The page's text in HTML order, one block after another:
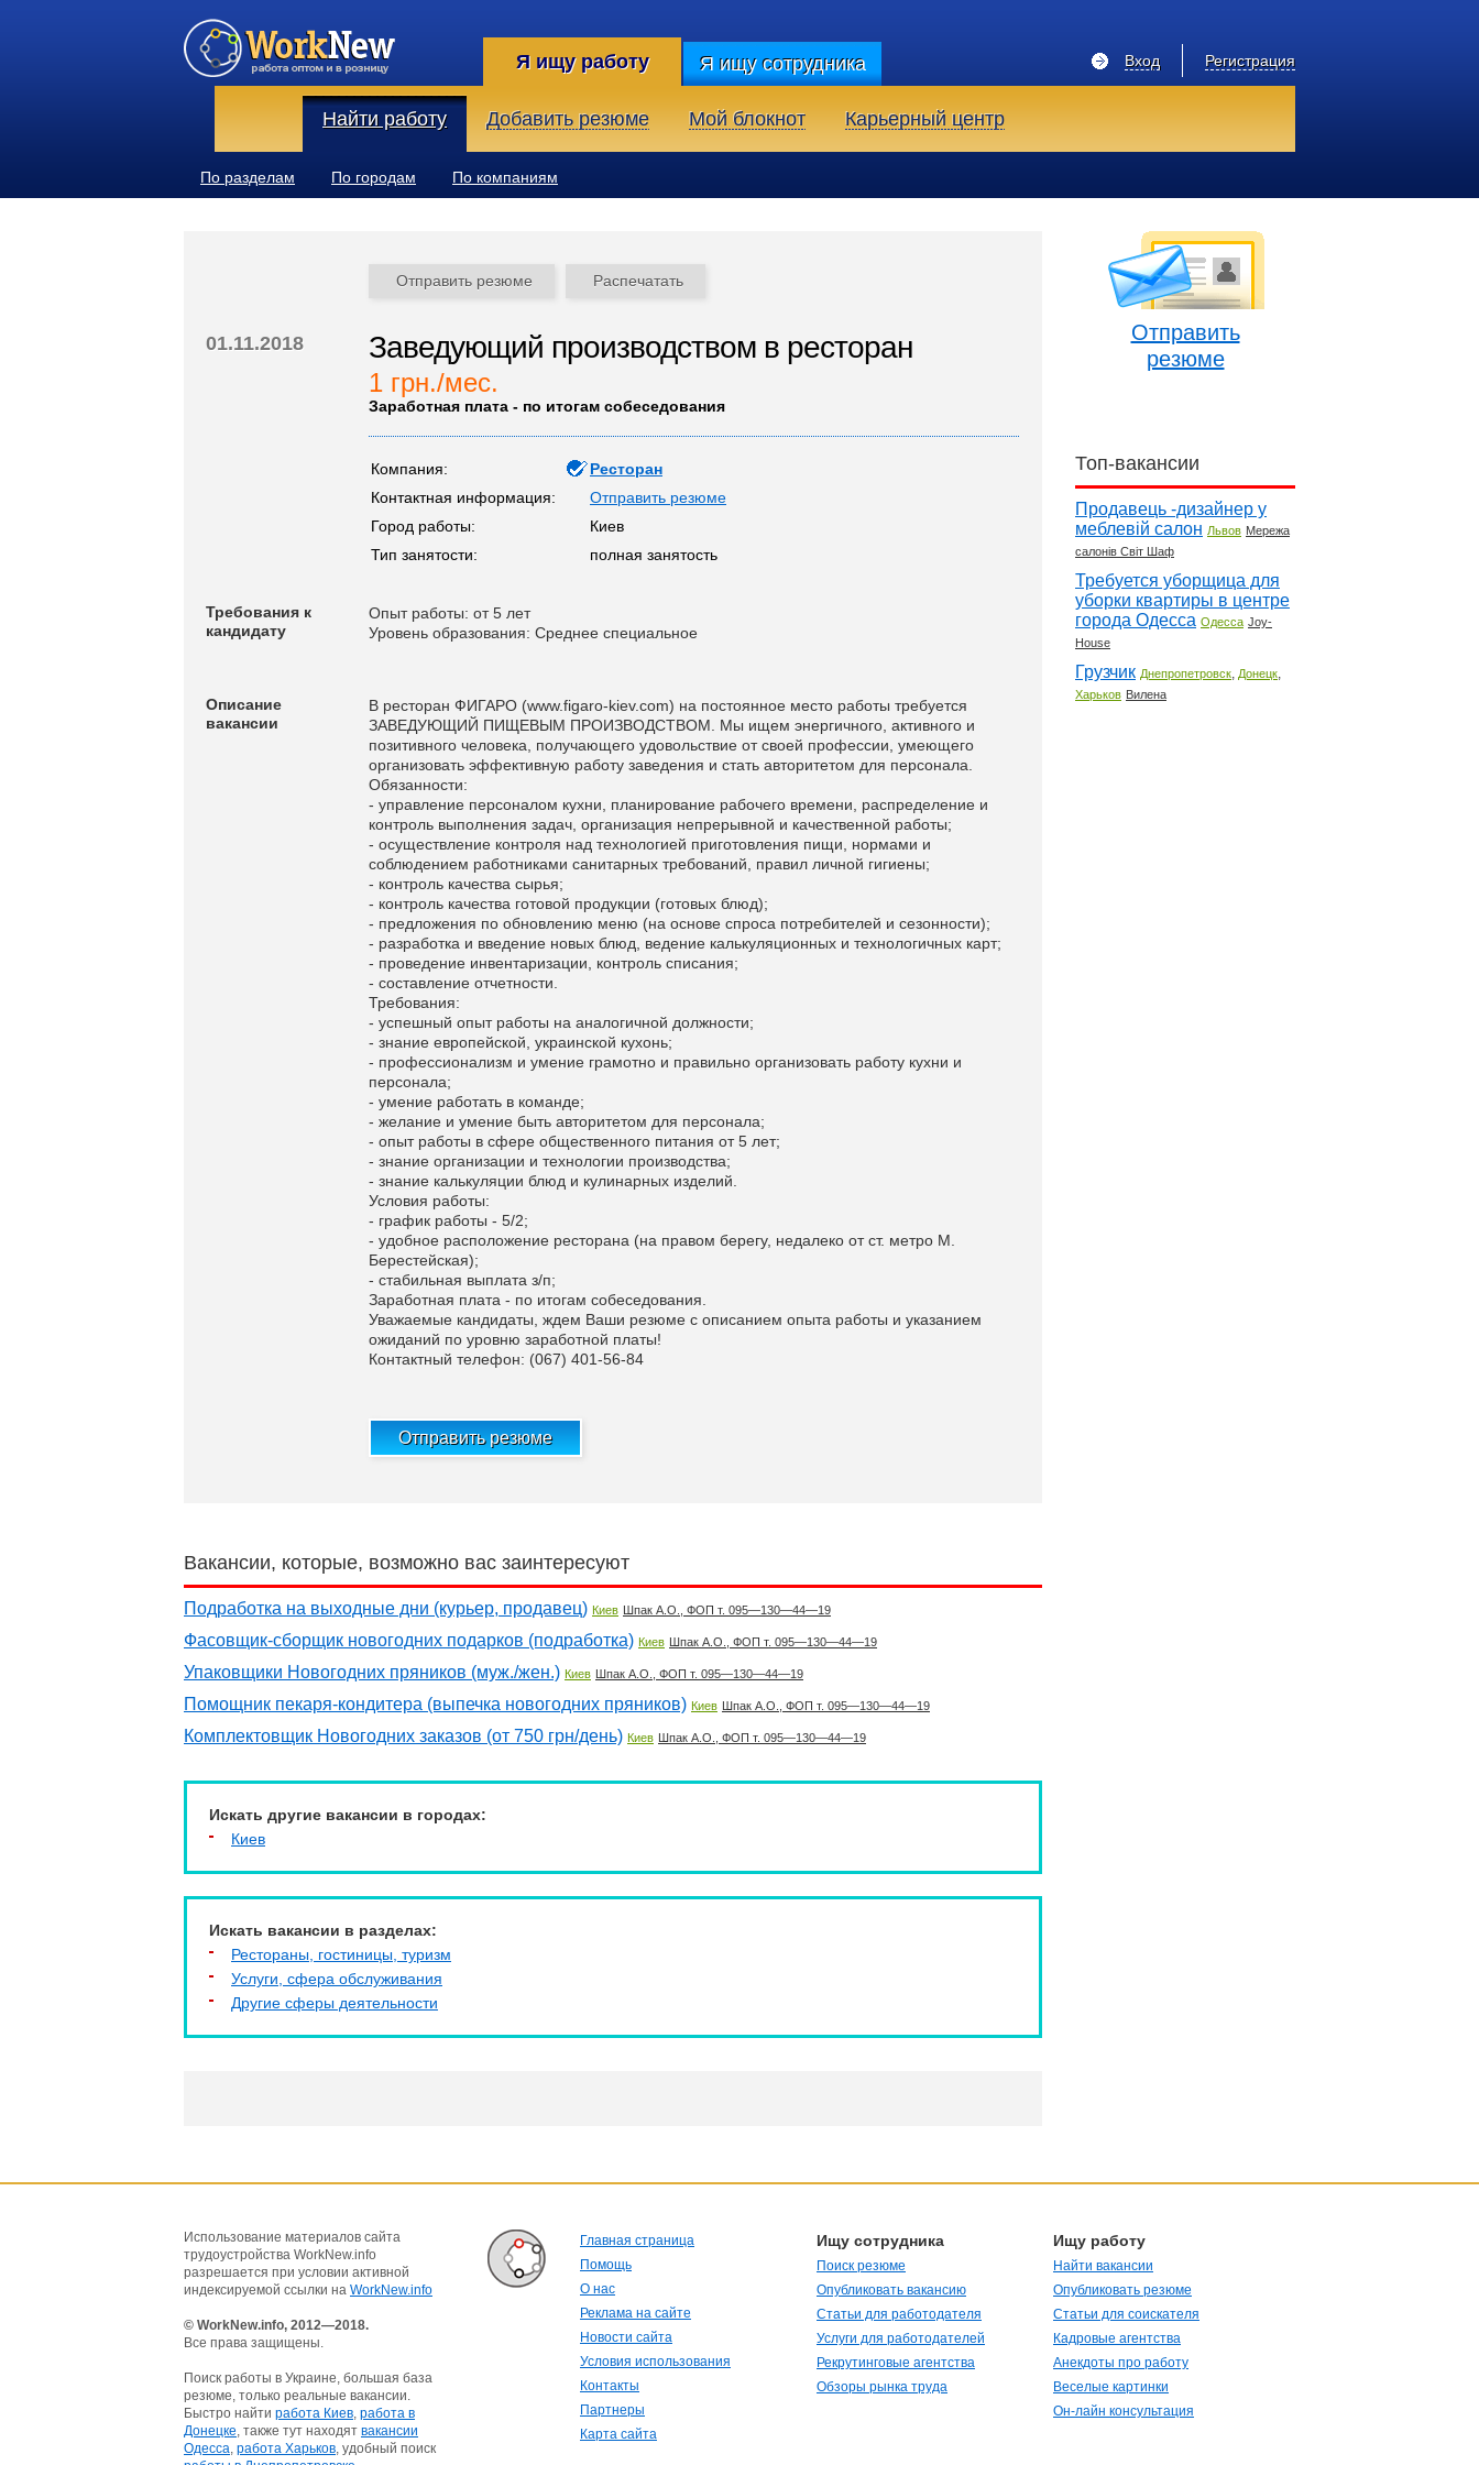
Я ищу работу Я ищу сотрудника Регистрация
Вход
Найти работу Добавить резюме Мой блокнот Карьерный центр
По разделам По городам По компаниям
Отправить резюме Распечатать
01.11.2018 Заведующий производством в ресторан
1 грн./мес.
Заработная плата - по итогам собеседования
Компания:
Ресторан
Контактная информация:
Отправить резюме
Город работы:
Киев
Тип занятости:
полная занятость
Требования к
кандидату
Опыт работы: от 5 лет
Уровень образования: Среднее специальное
Описание
вакансии
В ресторан ФИГАРО (www.figaro-kiev.com) на постоянное место работы требуется
ЗАВЕДУЮЩИЙ ПИЩЕВЫМ ПРОИЗВОДСТВОМ. Мы ищем энергичного, активного и
позитивного человека, получающего удовольствие от своей профессии, умеющего
организовать эффективную работу заведения и стать авторитетом для персонала.
Обязанности:
- управление персоналом кухни, планирование рабочего времени, распределение и
контроль выполнения задач, организация непрерывной и качественной работы;
- осуществление контроля над технологией приготовления пищи, нормами и
соблюдением работниками санитарных требований, правил личной гигиены;
- контроль качества сырья;
- контроль качества готовой продукции (готовых блюд);
- предложения по обновлению меню (на основе спроса потребителей и сезонности);
- разработка и введение новых блюд, ведение калькуляционных и технологичных карт;
- проведение инвентаризации, контроль списания;
- составление отчетности.
Требования:
- успешный опыт работы на аналогичной должности;
- знание европейской, украинской кухонь;
- профессионализм и умение грамотно и правильно организовать работу кухни и
персонала;
- умение работать в команде;
- желание и умение быть авторитетом для персонала;
- опыт работы в сфере общественного питания от 5 лет;
- знание организации и технологии производства;
- знание калькуляции блюд и кулинарных изделий.
Условия работы:
- график работы - 5/2;
- удобное расположение ресторана (на правом берегу, недалеко от ст. метро М.
Берестейская);
- стабильная выплата з/п;
Заработная плата - по итогам собеседования.
Уважаемые кандидаты, ждем Ваши резюме с описанием опыта работы и указанием
ожиданий по уровню заработной платы!
Контактный телефон: (067) 401-56-84
Отправить резюме
Вакансии, которые, возможно вас заинтересуют
Подработка на выходные дни (курьер, продавец) Киев Шпак А.О., ФОП т. 095—130—44—19
Фасовщик-сборщик новогодних подарков (подработка) Киев Шпак А.О., ФОП т. 095—130—44—19
Упаковщики Новогодних пряников (муж./жен.) Киев Шпак А.О., ФОП т. 095—130—44—19
Помощник пекаря-кондитера (выпечка новогодних пряников) Киев Шпак А.О., ФОП т. 095—130—44—19
Комплектовщик Новогодних заказов (от 750 грн/день) Киев Шпак А.О., ФОП т. 095—130—44—19
Искать другие вакансии в городах:
Киев
Искать вакансии в разделах:
Рестораны, гостиницы, туризм
Услуги, cфера обслуживания
Другие сферы деятельности
Отправить
резюме
Топ-вакансии
Продавець -дизайнер у
меблевій салон Львов Мережа
салонів Світ Шаф
Требуется уборщица для
уборки квартиры в центре
города Одесса Одесса Joy-
House
Грузчик Днепропетровск, Донецк,
Харьков Вилена
Использование материалов сайта
трудоустройства WorkNew.info
разрешается при условии активной
индексируемой ссылки на WorkNew.info
© WorkNew.info, 2012—2018.
Все права защищены.
Поиск работы в Украине, большая база
резюме, только реальные вакансии.
Быстро найти работа Киев, работа в
Донецке, также тут находят вакансии
Одесса, работа Харьков, удобный поиск
Главная страница
Помощь
О нас
Реклама на сайте
Новости сайта
Условия использования
Контакты
Партнеры
Карта сайта
Ищу сотрудника
Поиск резюме
Опубликовать вакансию
Статьи для работодателя
Услуги для работодателей
Рекрутинговые агентства
Обзоры рынка труда
Ищу работу
Найти вакансии
Опубликовать резюме
Статьи для соискателя
Кадровые агентства
Анекдоты про работу
Веселые картинки
Он-лайн консультация